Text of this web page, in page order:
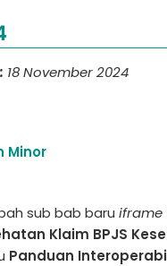
18 November 2024
Minor
sub bab baru iframe
Klaim BPJS
Panduan